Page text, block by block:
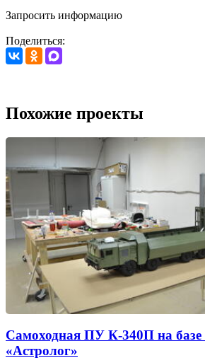
Запросить информацию
Поделиться:
Похожие проекты
Самоходная ПУ К-340П на
«Астролог»